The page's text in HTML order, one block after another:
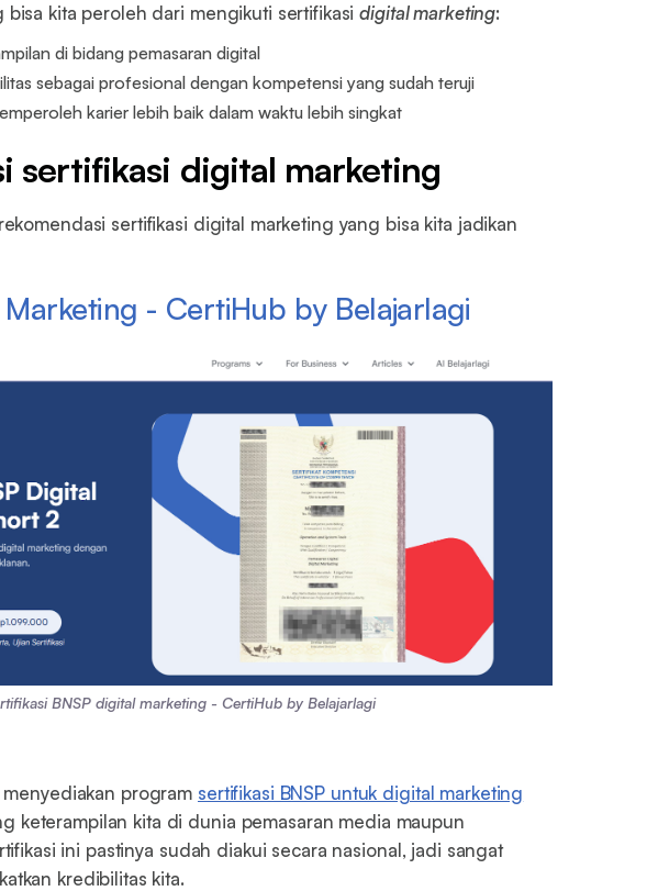
bisa kita peroleh dari mengikuti sertifikasidigital marketing:
di bidang pemasaran digital
sebagai profesional dengan kompetensi yang sudah teruji
karier lebih baik dalam waktu lebih singkat
sertifikasi digital marketing
sertifikasi digital marketing yang bisa kita jadikan
Marketing - CertiHub by Belajarlagi
BNSP digital marketing - CertiHub by Belajarlagi
menyediakan program sertifikasi BNSP untuk digital marketing
keterampilan kita di dunia pemasaran media maupun
ini pastinya sudah diakui secara nasional, jadi sangat
kredibilitas kita.